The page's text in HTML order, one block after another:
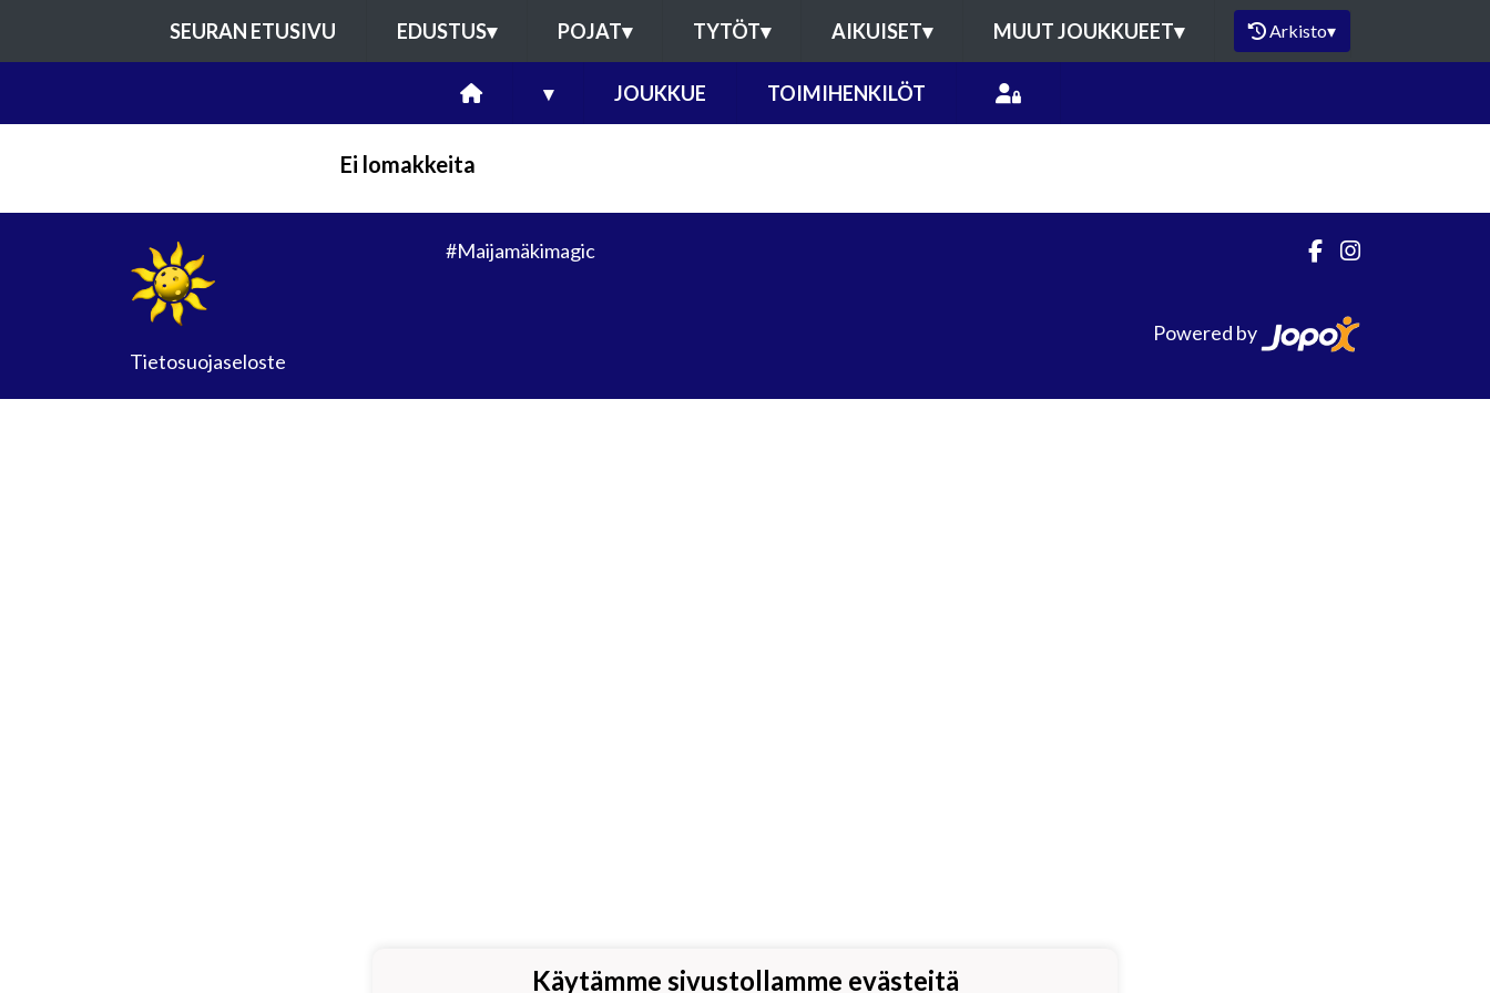
SEURAN ETUSIVU EDUSTUS▾ POJAT▾ TYTÖT▾ AIKUISET▾ MUUT JOUKKUEET▾ Arkisto▾
▾ JOUKKUE TOIMIHENKILÖT
Ei lomakkeita
Tietosuojaseloste
#Maijamäkimagic
Powered by
Käytämme sivustollamme evästeitä